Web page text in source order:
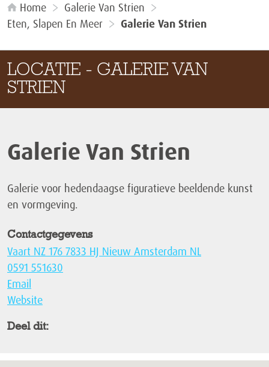
Home
Galerie Van Strien
Eten, Slapen En Meer
Galerie Van Strien
LOCATIE - GALERIE VAN
STRIEN
Galerie Van Strien
Galerie voor hedendaagse figuratieve beeldende kunst
en vormgeving.
Contactgegevens
Vaart NZ 176 7833 HJ Nieuw Amsterdam NL
0591 551630
Email
Website
Deel dit: